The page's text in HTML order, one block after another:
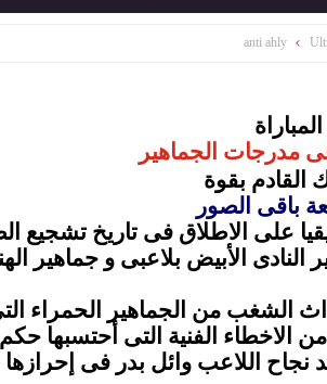
anti ahly
القادم بقوة
باقى الصور
على الاطلاق فى تاريخ تشجيع
الأبيض بلاعبى و جماهير
الشغب من الجماهير الحمراء
الفنية التى أحتسبها حكم
نجاح اللاعب وائل بدر فى إحرازها